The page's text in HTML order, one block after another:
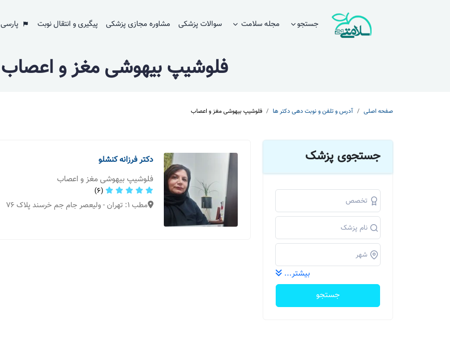
جستجو مجله سلامت سوالات پزشکی مشاوره مجازی پزشکی پیگیری و انتقال نوبت پارسی
فلوشیپ بیهوشی مغز و اعصاب
صفحه اصلی آدرس و تلفن و نوبت دهی دکتر ها فلوشیپ بیهوشی مغز و اعصاب
جستجوی پزشک
بیشتر...
جستجو
دکتر فرزانه کنشلو
فلوشیپ بیهوشی مغز و اعصاب
(6)
مطب 1: تهران - ولیعصر جام جم خرسند پلاک ۷۶